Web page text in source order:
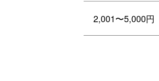
2,001〜5,000円